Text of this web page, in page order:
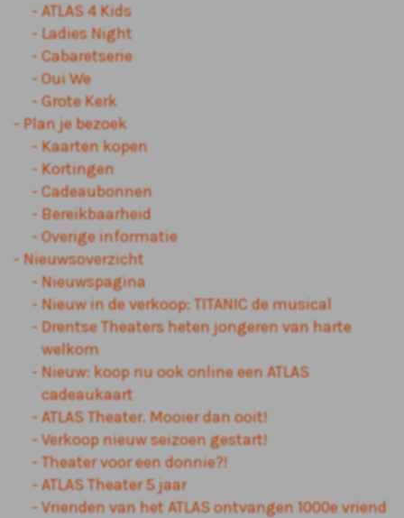
ATLAS 4 Kids
Ladies Night
Cabaretserie
Oui We
Grote Kerk
Plan je bezoek
Kaarten kopen
Kortingen
Cadeaubonnen
Bereikbaarheid
Overige informatie
Nieuwsoverzicht
Nieuwspagina
Nieuw in de verkoop: TITANIC de musical
Drentse Theaters heten jongeren van harte
welkom
Nieuw: koop nu ook online een ATLAS
cadeaukaart
ATLAS Theater. Mooier dan ooit!
Verkoop nieuw seizoen gestart!
Theater voor een donnie?!
ATLAS Theater 5 jaar
Vrienden van het ATLAS ontvangen 1000e vriend